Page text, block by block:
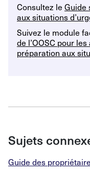
Consultez le Guide
aux situations
Suivez le module
de l’OOSC pour
préparation aux
Sujets
Guide des